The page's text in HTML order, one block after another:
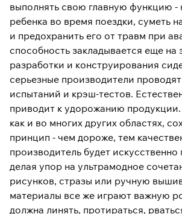
выполнять свою главную функцию -
ребенка во время поездки, суметь
и предохранить его от травм при
способность закладывается еще на
разработки и конструирования
серьезные производители
испытаний и крэш-тестов.
приводит к удорожанию продукции.
как и во многих других областях,
принцип - чем дороже, тем
производитель будет
делая упор на ультрамодное
рисунков, стразы или ручную
материалы все же играют важную
должна линять, протираться,